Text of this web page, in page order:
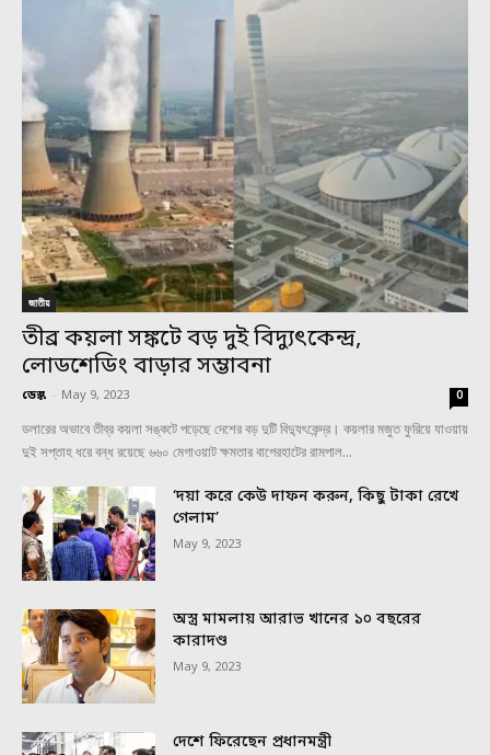
জাতীয়
তীব্র কয়লা সঙ্কটে বড় দুই বিদ্যুৎকেন্দ্র,
লোডশেডিং বাড়ার সম্ভাবনা
ডেস্ক - May 9, 2023 0
ডলারের অভাবে তীব্র কয়লা সঙ্কটে পড়েছে দেশের বড় দুটি বিদ্যুৎকেন্দ্র। কয়লার মজুত ফুরিয়ে যাওয়ায়
দুই সপ্তাহ ধরে বন্ধ রয়েছে ৬৬০ মেগাওয়াট ক্ষমতার বাগেরহাটের রামপাল...
‘দয়া করে কেউ দাফন করুন, কিছু টাকা রেখে
গেলাম’
May 9, 2023
অস্ত্র মামলায় আরাভ খানের ১০ বছরের
কারাদণ্ড
May 9, 2023
দেশে ফিরেছেন প্রধানমন্ত্রী